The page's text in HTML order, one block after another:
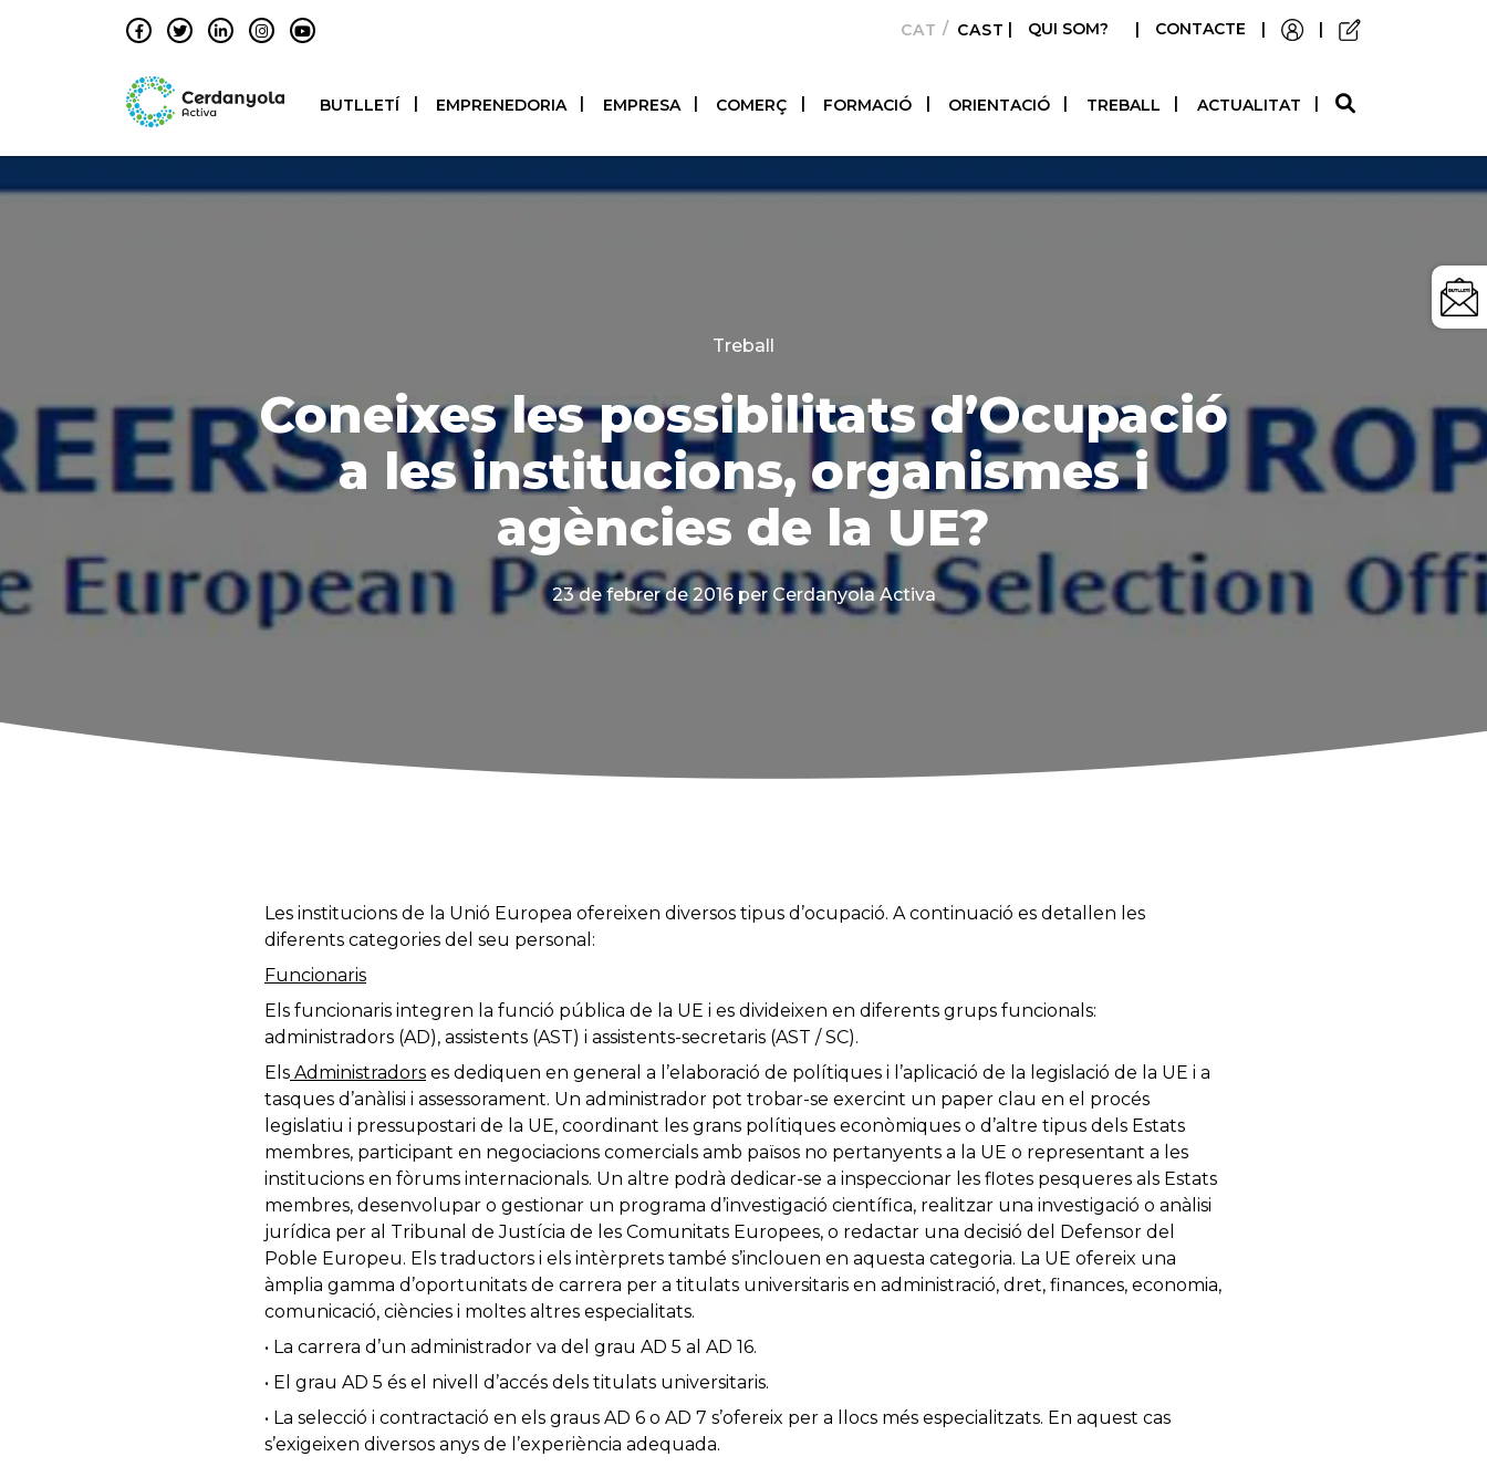
CATALÀCASTELLANO
| QUI SOM? | CONTACTE | |
BUTLLETÍ EMPRENEDORIA EMPRESA COMERÇ FORMACIÓ ORIENTACIÓ TREBALL ACTUALITAT
Categories
Treball
Coneixes les possibilitats d’Ocupació
a les institucions, organismes i
agències de la UE?
23 de febrer de 2016 per Cerdanyola Activa
Les institucions de la Unió Europea ofereixen diversos tipus d’ocupació. A continuació es detallen les
diferents categories del seu personal:
Funcionaris
Els funcionaris integren la funció pública de la UE i es divideixen en diferents grups funcionals:
administradors (AD), assistents (AST) i assistents-secretaris (AST / SC).
Els Administradors es dediquen en general a l’elaboració de polítiques i l’aplicació de la legislació de la UE i a
tasques d’anàlisi i assessorament. Un administrador pot trobar-se exercint un paper clau en el procés
legislatiu i pressupostari de la UE, coordinant les grans polítiques econòmiques o d’altre tipus dels Estats
membres, participant en negociacions comercials amb països no pertanyents a la UE o representant a les
institucions en fòrums internacionals. Un altre podrà dedicar-se a inspeccionar les flotes pesqueres als Estats
membres, desenvolupar o gestionar un programa d’investigació científica, realitzar una investigació o anàlisi
jurídica per al Tribunal de Justícia de les Comunitats Europees, o redactar una decisió del Defensor del
Poble Europeu. Els traductors i els intèrprets també s’inclouen en aquesta categoria. La UE ofereix una
àmplia gamma d’oportunitats de carrera per a titulats universitaris en administració, dret, finances, economia,
comunicació, ciències i moltes altres especialitats.
• La carrera d’un administrador va del grau AD 5 al AD 16.
• El grau AD 5 és el nivell d’accés dels titulats universitaris.
• La selecció i contractació en els graus AD 6 o AD 7 s’ofereix per a llocs més especialitzats. En aquest cas
s’exigeixen diversos anys de l’experiència adequada.